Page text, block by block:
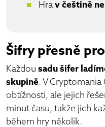
Hra v češtině
Šifry přesně
Každou sadu šifer
skupině. V Cryptomania
obtížnosti, ale jejich
minut času, takže jich
během hry několik.